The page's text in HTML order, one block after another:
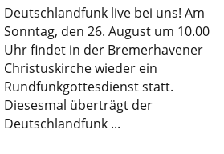
Deutschlandfunk live bei uns! Am
Sonntag, den 26. August um 10.00
Uhr findet in der Bremerhavener
Christuskirche wieder ein
Rundfunkgottesdienst statt.
Diesesmal überträgt der
Deutschlandfunk ...